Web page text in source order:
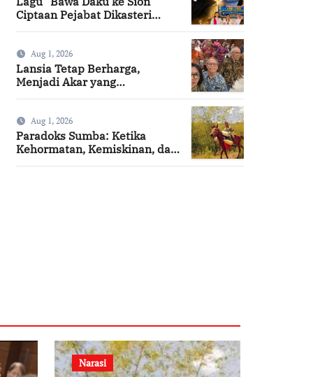
Ciptaan Pejabat Dikasteri
Aug 1, 2026
Lansia Tetap Berharga,
Menjadi Akar yang
Aug 1, 2026
Paradoks Sumba: Ketika
Kehormatan, Kemiskinan, dan
Narasi